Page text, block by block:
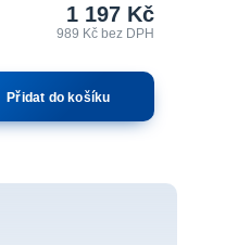
1 197 Kč
989 Kč bez DPH
Přidat do košíku